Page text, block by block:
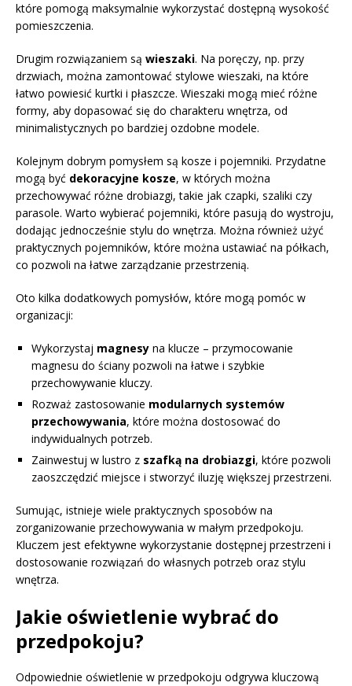
które pomogą maksymalnie wykorzystać dostępną wysokość
pomieszczenia.
Drugim rozwiązaniem są wieszaki. Na poręczy, np. przy
drzwiach, można zamontować stylowe wieszaki, na które
łatwo powiesić kurtki i płaszcze. Wieszaki mogą mieć różne
formy, aby dopasować się do charakteru wnętrza, od
minimalistycznych po bardziej ozdobne modele.
Kolejnym dobrym pomysłem są kosze i pojemniki. Przydatne
mogą być dekoracyjne kosze, w których można
przechowywać różne drobiazgi, takie jak czapki, szaliki czy
parasole. Warto wybierać pojemniki, które pasują do wystroju,
dodając jednocześnie stylu do wnętrza. Można również użyć
praktycznych pojemników, które można ustawiać na półkach,
co pozwoli na łatwe zarządzanie przestrzenią.
Oto kilka dodatkowych pomysłów, które mogą pomóc w
organizacji:
Wykorzystaj magnesy na klucze – przymocowanie
magnesu do ściany pozwoli na łatwe i szybkie
przechowywanie kluczy.
Rozważ zastosowanie modularnych systemów
przechowywania, które można dostosować do
indywidualnych potrzeb.
Zainwestuj w lustro z szafką na drobiazgi, które pozwoli
zaoszczędzić miejsce i stworzyć iluzję większej przestrzeni.
Sumując, istnieje wiele praktycznych sposobów na
zorganizowanie przechowywania w małym przedpokoju.
Kluczem jest efektywne wykorzystanie dostępnej przestrzeni i
dostosowanie rozwiązań do własnych potrzeb oraz stylu
wnętrza.
Jakie oświetlenie wybrać do
przedpokoju?
Odpowiednie oświetlenie w przedpokoju odgrywa kluczową